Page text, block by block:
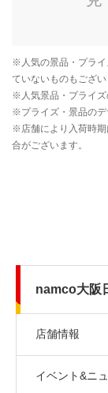
namco大阪
店舗情報
イベント&ニ